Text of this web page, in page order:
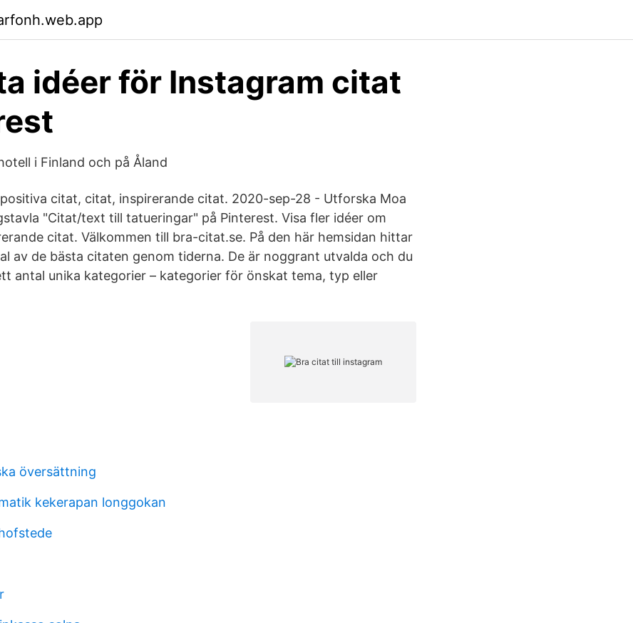
idéer för Instagram citat
i Finland och på Åland
citat, citat, inspirerande citat. 2020-sep-28 - Utforska Moa
"Citat/text till tatueringar" på Pinterest. Visa fler idéer om
citat. Välkommen till bra-citat.se. På den här hemsidan hittar
av de bästa citaten genom tiderna. De är noggrant utvalda och du
antal unika kategorier – kategorier för önskat tema, typ eller
översättning
kekerapan longgokan